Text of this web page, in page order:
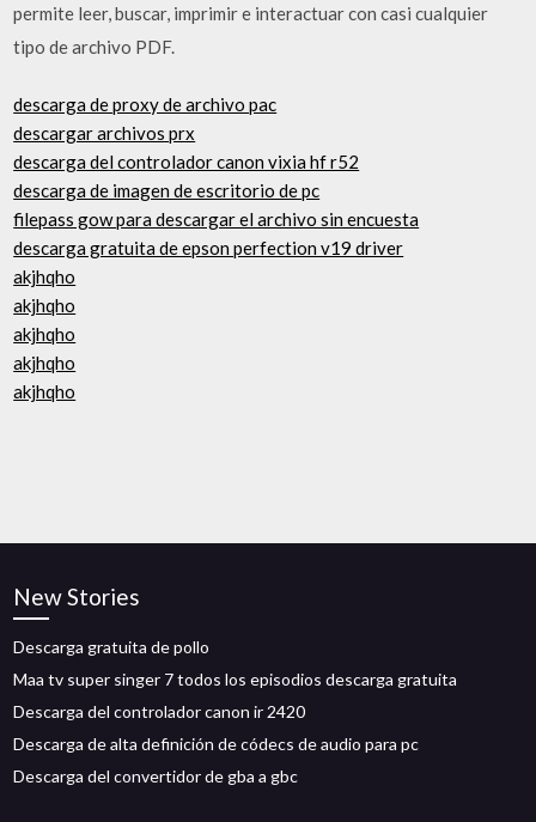
permite leer, buscar, imprimir e interactuar con casi cualquier
tipo de archivo PDF.
descarga de proxy de archivo pac
descargar archivos prx
descarga del controlador canon vixia hf r52
descarga de imagen de escritorio de pc
filepass gow para descargar el archivo sin encuesta
descarga gratuita de epson perfection v19 driver
akjhqho
akjhqho
akjhqho
akjhqho
akjhqho
New Stories
Descarga gratuita de pollo
Maa tv super singer 7 todos los episodios descarga gratuita
Descarga del controlador canon ir 2420
Descarga de alta definición de códecs de audio para pc
Descarga del convertidor de gba a gbc